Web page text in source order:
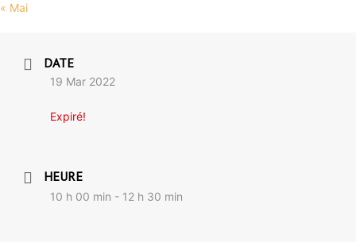
« Mai
DATE
19 Mar 2022
Expiré!
HEURE
10 h 00 min - 12 h 30 min